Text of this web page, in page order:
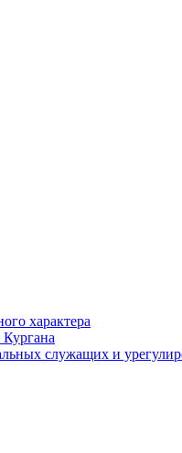
характера
служащих и